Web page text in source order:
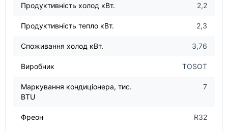
Продуктивність холод кВт. 2,2
Продуктивність тепло кВт. 2,3
Споживання холод кВт. 3,76
Виробник TOSOT
Маркування кондиціонера, тис.
BTU
7
Фреон R32